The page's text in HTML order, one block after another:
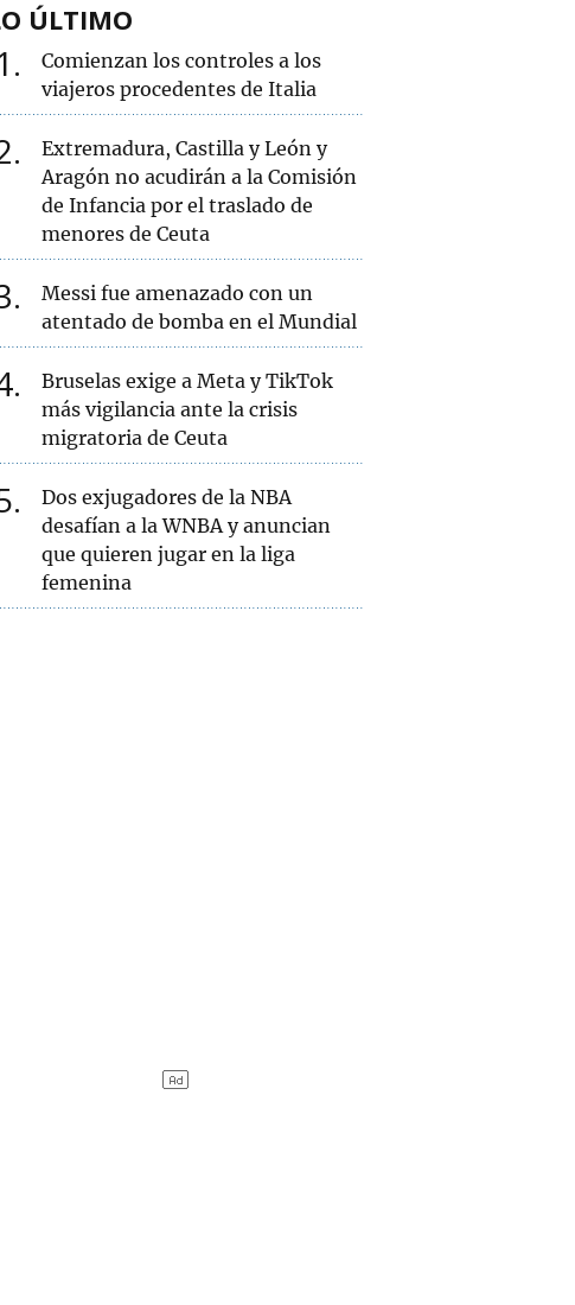
ÚLTIMO
Comienzan los controles a los
viajeros procedentes de Italia
Extremadura, Castilla y León y
Aragón no acudirán a la Comisión
de Infancia por el traslado de
menores de Ceuta
Messi fue amenazado con un
atentado de bomba en el Mundial
Bruselas exige a Meta y TikTok
más vigilancia ante la crisis
migratoria de Ceuta
Dos exjugadores de la NBA
desafían a la WNBA y anuncian
que quieren jugar en la liga
femenina